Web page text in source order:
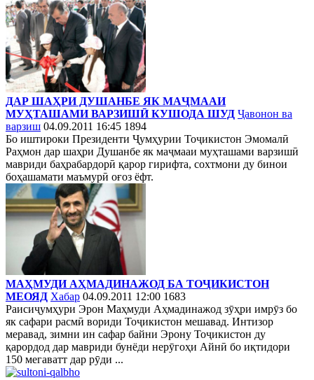
ДАР ШАҲРИ ДУШАНБЕ ЯК МАҶМААИ
МУҲТАШАМИ ВАРЗИШӢ КУШОДА ШУД Ҷавонон ва
варзиш 04.09.2011 16:45 1894
Бо иштироки Президенти Ҷумҳурии Тоҷикистон Эмомалӣ
Раҳмон дар шаҳри Душанбе як маҷмааи муҳташами варзишӣ
мавриди баҳрабардорӣ қарор гирифта, сохтмони ду бинои
боҳашамати маъмурӣ оғоз ёфт.
МАҲМУДИ АҲМАДИНАЖОД БА ТОҶИКИСТОН
МЕОЯД Хабар 04.09.2011 12:00 1683
Раисиҷумҳури Эрон Маҳмуди Аҳмадинажод зӯҳри имрӯз бо
як сафари расмӣ вориди Тоҷикистон мешавад. Интизор
меравад, зимни ин сафар байни Эрону Тоҷикистон ду
қарордод дар мавриди бунёди нерӯгоҳи Айнӣ бо иқтидори
150 мегаватт дар рӯди ...